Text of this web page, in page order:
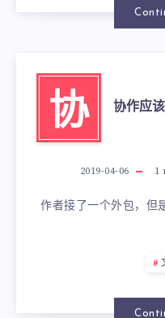
协 协作应
2019-04-06 1
作者接了一个外包，但